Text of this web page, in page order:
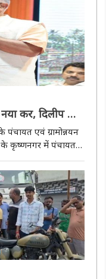
कर, दिलीप घोष
जोरएवं ग्रामोन्नयन
के कृष्णनगर में पंचायत
परिवर्तन..